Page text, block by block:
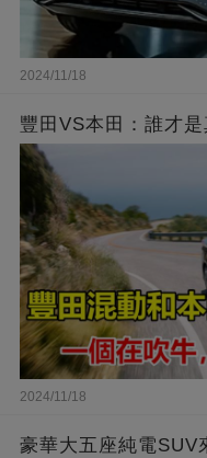
2024/11/18
豐田VS本田：誰才
2024/11/18
豪華大五座純電SUV